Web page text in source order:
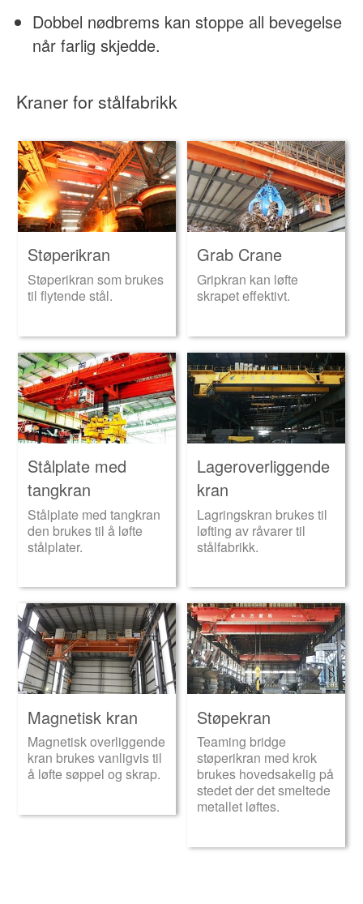
Dobbel nødbrems kan stoppe all bevegelse
når farlig skjedde.
Kraner for stålfabrikk
Støperikran
Støperikran som brukes
til flytende stål.
Grab Crane
Gripkran kan løfte
skrapet effektivt.
Stålplate med
tangkran
Stålplate med tangkran
den brukes til å løfte
stålplater.
Lageroverliggende
kran
Lagringskran brukes til
løfting av råvarer til
stålfabrikk.
Magnetisk kran
Magnetisk overliggende
kran brukes vanligvis til
å løfte søppel og skrap.
Støpekran
Teaming bridge
støperikran med krok
brukes hovedsakelig på
stedet der det smeltede
metallet løftes.